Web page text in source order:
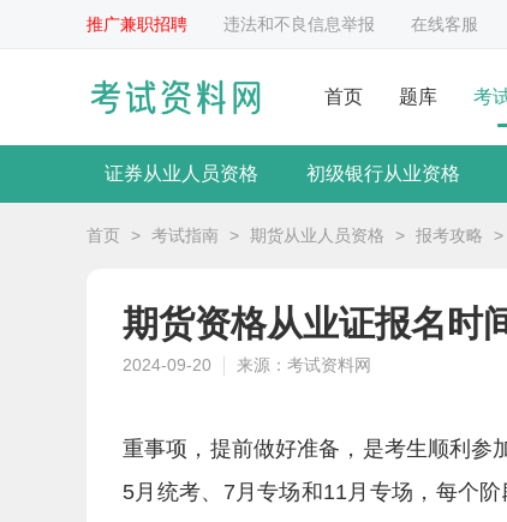
推广兼职招聘 违法和不良信息举报 在线客服
首页 题库 考
证券从业人员资格 初级银行从业资格
首页 > 考试指南 > 期货从业人员资格 > 报考攻略 >
期货资格从业证报名时
2024-09-20 来源：考试资料网
重事项，提前做好准备，是考生顺利参
5月统考、7月专场和11月专场，每个